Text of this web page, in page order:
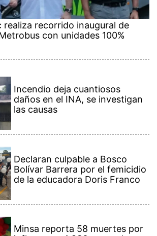
realiza recorrido inaugural de
con unidades 100%
Incendio deja cuantiosos
daños en el INA, se investigan
las causas
Declaran culpable a Bosco
Bolívar Barrera por el femicidio
de la educadora Doris Franco
Minsa reporta 58 muertes por